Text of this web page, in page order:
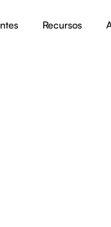
Recursos